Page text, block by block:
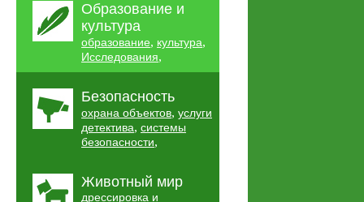
Образование и
культура
образование, культура,
Исследования,
Безопасность
охрана объектов, услуги
детектива, системы
безопасности,
Животный мир
дрессировка и